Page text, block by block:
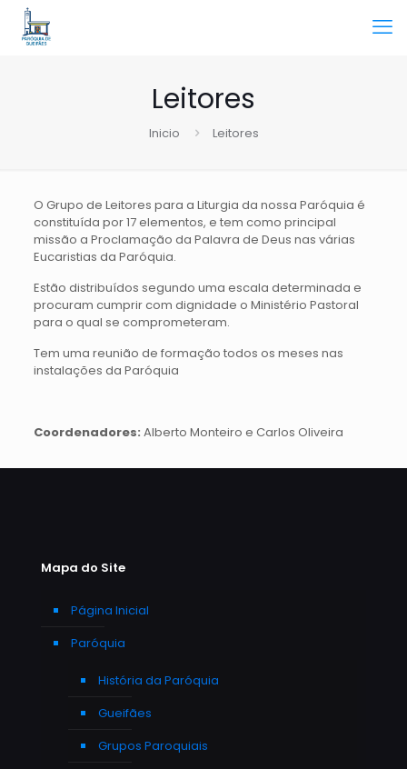
Leitores
Inicio Leitores
O Grupo de Leitores para a Liturgia da nossa Paróquia é
constituída por 17 elementos, e tem como principal
missão a Proclamação da Palavra de Deus nas várias
Eucaristias da Paróquia.
Estão distribuídos segundo uma escala determinada e
procuram cumprir com dignidade o Ministério Pastoral
para o qual se comprometeram.
Tem uma reunião de formação todos os meses nas
instalações da Paróquia
Coordenadores: Alberto Monteiro e Carlos Oliveira
Mapa do Site
Página Inicial
Paróquia
História da Paróquia
Gueifães
Grupos Paroquiais